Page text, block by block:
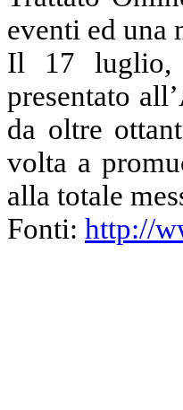
eventi ed una
Il 17 luglio,
presentato
da oltre
volta a
alla totale
Fonti: http://